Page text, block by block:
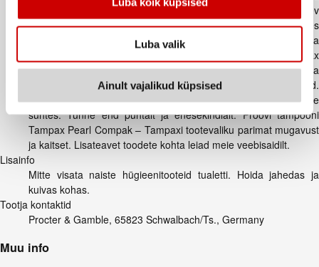
Luba valik
Ainult vajalikud küpsised
ega lõhnaaineid. Tampaxi tampoonidel on imav sisu ja kaitsev
ääris lisakaitseks. Pappaplikaator on lihtsa paigaldamise huvides
libisemiskindla pinnaga ning tampooni sisu on kaetud mugava
täispuuvillase kihiga. Pappaplikaatoriga tampoonid Tampax
Super Plus on mõeldud menstruatsiooni tugeva voolusega
päevadeks. Tampaxi tampoone on günekoloogiliselt testitud.
Oeko-Tex on neid sõltumatult testinud ka kahjulike ainete
suhtes. Tunne end puhtalt ja enesekindlalt. Proovi tampooni
Tampax Pearl Compak – Tampaxi tootevaliku parimat mugavust
ja kaitset. Lisateavet toodete kohta leiad meie veebisaidilt.
Lisainfo
Mitte visata naiste hügieenitooteid tualetti. Hoida jahedas ja
kuivas kohas.
Tootja kontaktid
Procter & Gamble, 65823 Schwalbach/Ts., Germany
Muu info